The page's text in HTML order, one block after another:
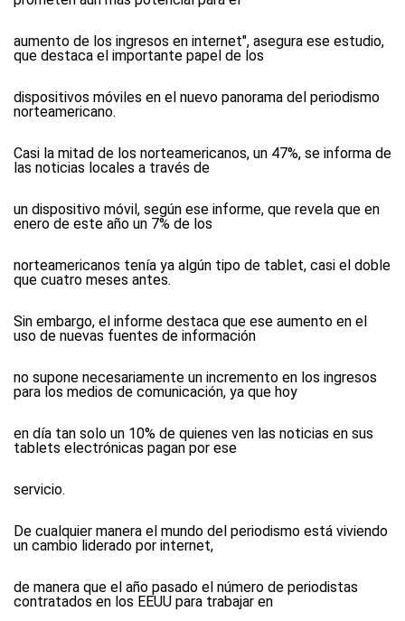
aumento de los ingresos en internet", asegura ese estudio,
que destaca el importante papel de los
dispositivos móviles en el nuevo panorama del periodismo
norteamericano.
Casi la mitad de los norteamericanos, un 47%, se informa de
las noticias locales a través de
un dispositivo móvil, según ese informe, que revela que en
enero de este año un 7% de los
norteamericanos tenía ya algún tipo de tablet, casi el doble
que cuatro meses antes.
Sin embargo, el informe destaca que ese aumento en el
uso de nuevas fuentes de información
no supone necesariamente un incremento en los ingresos
para los medios de comunicación, ya que hoy
en día tan solo un 10% de quienes ven las noticias en sus
tablets electrónicas pagan por ese
servicio.
De cualquier manera el mundo del periodismo está viviendo
un cambio liderado por internet,
de manera que el año pasado el número de periodistas
contratados en los EEUU para trabajar en